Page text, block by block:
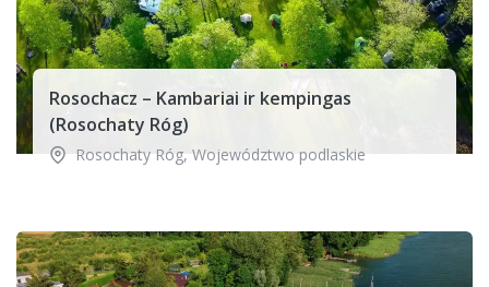
Rosochacz – Kambariai ir kempingas
(Rosochaty Róg)
Rosochaty Róg, Województwo podlaskie